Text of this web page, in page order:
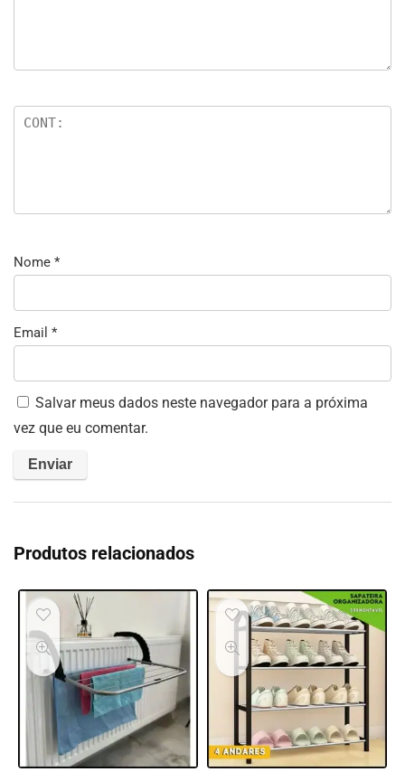
Nome *
Email *
Salvar meus dados neste navegador para a próxima
vez que eu comentar.
Produtos relacionados